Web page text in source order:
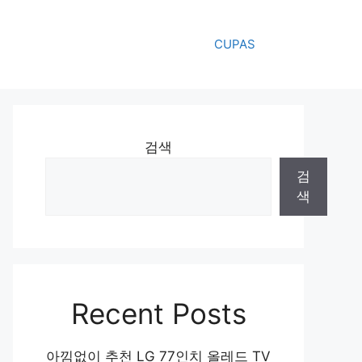
CUPAS
검색
검
색
Recent Posts
아낌없이 추천 LG 77인치 올레드 TV